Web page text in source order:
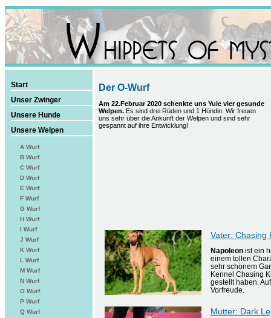
Start
Unser Zwinger
Unsere Hunde
Unsere Welpen
A Wurf
B Wurf
C Wurf
D Wurf
E Wurf
F Wurf
G Wurf
H Wurf
I Wurf
J Wurf
K Wurf
L Wurf
M Wurf
N Wurf
O Wurf
P Wurf
Q Wurf
Der O-Wurf
Am 22.Februar 2020 schenkte uns Yule vier gesunde
Welpen.Es sind drei Rüden und 1 Hündin. Wir freuen
uns sehr über die Ankunft der Welpen und sind sehr
gespannt auf ihre Entwicklung!
Vater: Chasing
Napoleonist ein
einem tollen
sehr schönem
Kennel Chasing
gestellt haben.
Vorfreude.
Mutter: Dark